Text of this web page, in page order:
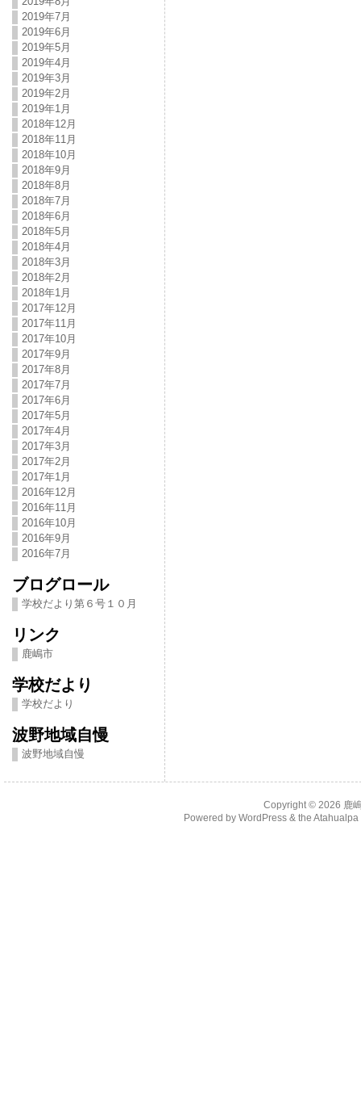
2019年7月
2019年6月
2019年5月
2019年4月
2019年3月
2019年2月
2019年1月
2018年12月
2018年11月
2018年10月
2018年9月
2018年8月
2018年7月
2018年6月
2018年5月
2018年4月
2018年3月
2018年2月
2018年1月
2017年12月
2017年11月
2017年10月
2017年9月
2017年8月
2017年7月
2017年6月
2017年5月
2017年4月
2017年3月
2017年2月
2017年1月
2016年12月
2016年11月
2016年10月
2016年9月
2016年7月
ブログロール
学校だより第６号１０月
リンク
鹿嶋市
学校だより
学校だより
波野地域自慢
波野地域自慢
Copyright © 2026 鹿
Powered by WordPress& the Atahualpa